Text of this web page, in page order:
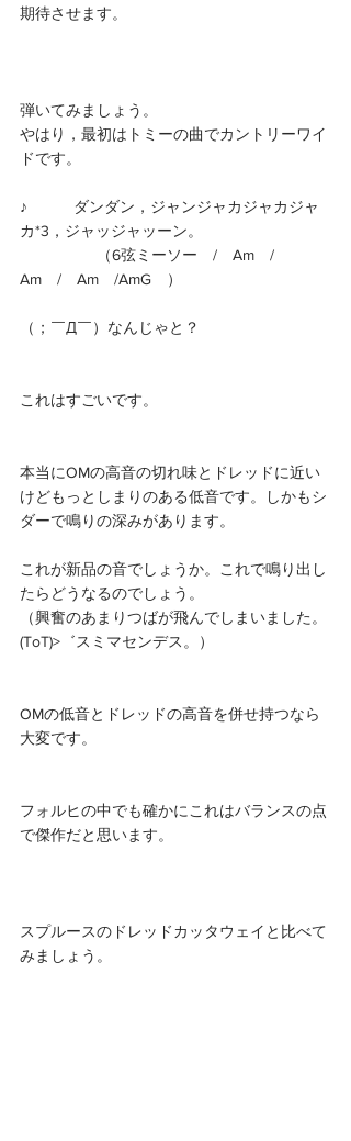
期待させます。
弾いてみましょう。
やはり，最初はトミーの曲でカントリーワイ
ドです。
♪　　　ダンダン，ジャンジャカジャカジャ
カ*3，ジャッジャッーン。
（6弦ミーソー　/　Am　/
Am　/　Am　/AmG　）
（；￣Д￣）なんじゃと？
これはすごいです。
本当にOMの高音の切れ味とドレッドに近い
けどもっとしまりのある低音です。しかもシ
ダーで鳴りの深みがあります。
これが新品の音でしょうか。これで鳴り出し
たらどうなるのでしょう。
（興奮のあまりつばが飛んでしまいました。
(ToT)>゛スミマセンデス。）
OMの低音とドレッドの高音を併せ持つなら
大変です。
フォルヒの中でも確かにこれはバランスの点
で傑作だと思います。
スプルースのドレッドカッタウェイと比べて
みましょう。